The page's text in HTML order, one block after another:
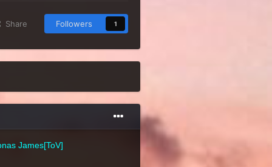
Share Followers 1
James[ToV]